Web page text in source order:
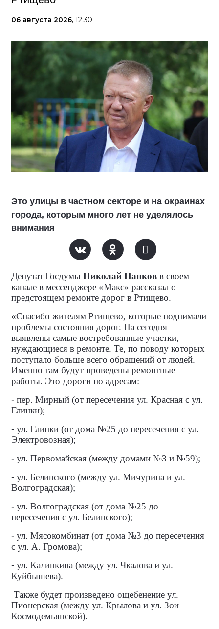
06 августа 2026, 12:30
Это улицы в частном секторе и на окраинах
города, которым много лет не уделялось
внимания
Депутат Госдумы Николай Панков в своем
канале в мессенджере «Макс» рассказал о
предстоящем ремонте дорог в Ртищево.
«Спасибо жителям Ртищево, которые поднимали
проблемы состояния дорог. На сегодня
выявлены самые востребованные участки,
нуждающиеся в ремонте. Те, по поводу которых
поступало больше всего обращений от людей.
Именно там будут проведены ремонтные
работы. Это дороги по адресам:
- пер. Мирный (от пересечения ул. Красная с ул.
Глинки);
- ул. Глинки (от дома №25 до пересечения с ул.
Электровозная);
- ул. Первомайская (между домами №3 и №59);
- ул. Белинского (между ул. Мичурина и ул.
Волгоградская);
- ул. Волгоградская (от дома №25 до
пересечения с ул. Белинского);
- ул. Мясокомбинат (от дома №3 до пересечения
с ул. А. Громова);
- ул. Калинкина (между ул. Чкалова и ул.
Куйбышева).
Также будет произведено ощебенение ул.
Пионерская (между ул. Крылова и ул. Зои
Космодемьянской).